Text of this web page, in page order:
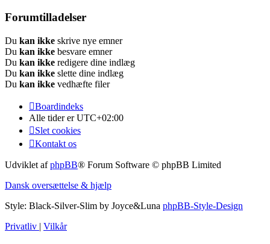
Forumtilladelser
Du kan ikke skrive nye emner
Du kan ikke besvare emner
Du kan ikke redigere dine indlæg
Du kan ikke slette dine indlæg
Du kan ikke vedhæfte filer
Boardindeks
Alle tider erUTC+02:00
Slet cookies
Kontakt os
Udviklet afphpBB® Forum Software © phpBB Limited
Dansk oversættelse & hjælp
Style: Black-Silver-Slim by Joyce&Luna phpBB-Style-Design
Privatliv | Vilkår